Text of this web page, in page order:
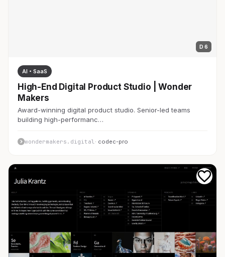
D 6
AI・SaaS
High-End Digital Product Studio | Wonder
Makers
Award-winning digital product studio. Senior-led teams
building high-performanc…
wondermakers.digital · codec-pro